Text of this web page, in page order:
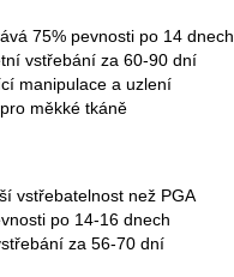
75% pevnosti po 14 dnech
vstřebání za 60-90 dní
manipulace a uzlení
měkké tkáně
vstřebatelnost než PGA
po 14-16 dnech
za 56-70 dní